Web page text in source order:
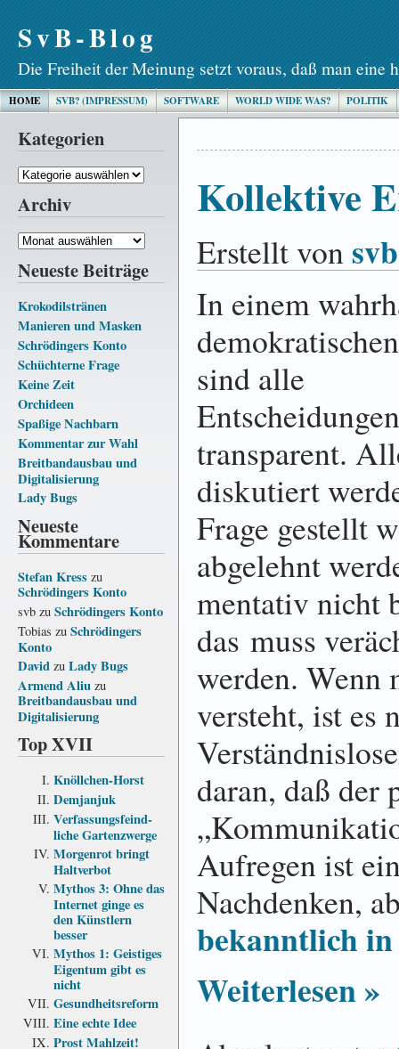
SvB-Blog
Die Freiheit der Meinung setzt voraus, daß man eine
HOME SVB? (IMPRESSUM) SOFTWARE WORLD WIDE WAS? POLITIK
Kategorien
Kategorien
Archiv
Archiv
Neueste Beiträge
Krokodilstränen
Manieren und Masken
Schrödingers Konto
Schüchterne Frage
Keine Zeit
Orchideen
Spaßige Nachbarn
Kommentar zur Wahl
Breitbandausbau und
Digitalisierung
Lady Bugs
Neueste
Kommentare
Stefan Kress zu
Schrödingers Konto
svb zu Schrödingers Konto
Tobias zu Schrödingers
Konto
David zu Lady Bugs
Armend Aliu zu
Breitbandausbau und
Digitalisierung
Top XVII
Knöllchen-Horst
Demjanjuk
Verfassungs­feind­
liche Garten­zwerge
Morgenrot bringt
Haltverbot
Mythos 3: Ohne das
Internet ginge es
den Künstlern
besser
Mythos 1: Geistiges
Eigentum gibt es
nicht
Gesundheits­reform
Eine echte Idee
Prost Mahlzeit!
Kollektive
Erstellt vonsvb
In einem
sind alle
Entscheidungen
transparent.
diskutiert
Frage gestellt
abgelehnt
men­ta­tiv nicht
das muss
werden. Wenn
versteht, ist es
daran, daß der
Aufregen ist
Nachdenken,
bekanntlich
Weiterlesen »